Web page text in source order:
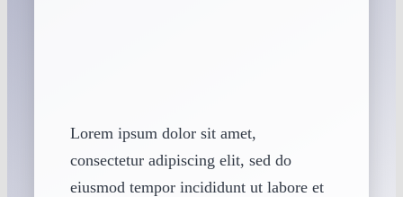
Lorem ipsum dolor sit amet,
consectetur adipiscing elit, sed do
eiusmod tempor incididunt ut labore et